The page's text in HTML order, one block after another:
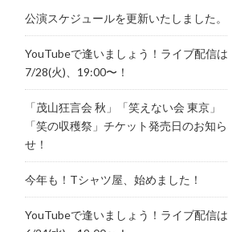
公演スケジュールを更新いたしました。
YouTubeで逢いましょう！ライブ配信は
7/28(火)、19:00〜！
「茂山狂言会 秋」「笑えない会 東京」
「笑の収穫祭」チケット発売日のお知ら
せ！
今年も！Tシャツ屋、始めました！
YouTubeで逢いましょう！ライブ配信は